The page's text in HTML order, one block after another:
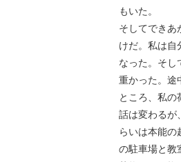
もいた。
そしてできあ
けだ。私は自
なった。そし
重かった。途
ところ、私の
話は変わるが
らいは本能の
の駐車場と教